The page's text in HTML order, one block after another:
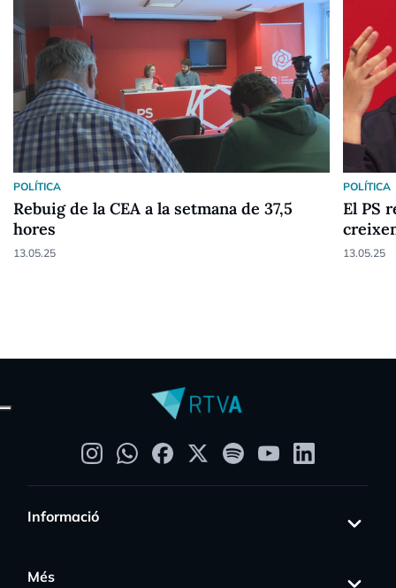
POLÍTICA
Rebuig de la CEA a la setmana de 37,5
hores
13.05.25
POLÍTICA
El PS
13.05.25
Informació
Més